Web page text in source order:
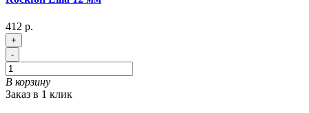
412 р.
+
-
В корзину
Заказ в 1 клик